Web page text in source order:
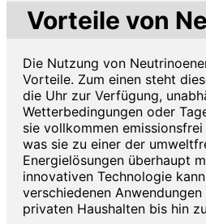
Vorteile von
Die Nutzung von
Vorteile. Zum einen steht
die Uhr zur Verfügung,
Wetterbedingungen oder
sie vollkommen
was sie zu einer der
Energielösungen überhaupt
innovativen Technologie
verschiedenen
privaten Haushalten bis hin